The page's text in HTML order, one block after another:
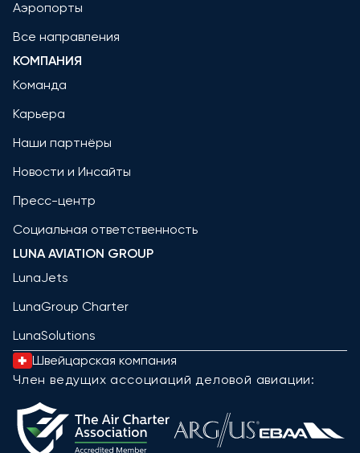
Аэропорты
Все направления
КОМПАНИЯ
Команда
Карьера
Наши партнёры
Новости и Инсайты
Пресс-центр
Социальная ответственность
LUNA AVIATION GROUP
LunaJets
LunaGroup Charter
LunaSolutions
Швейцарская компания
Член ведущих ассоциаций деловой авиации: